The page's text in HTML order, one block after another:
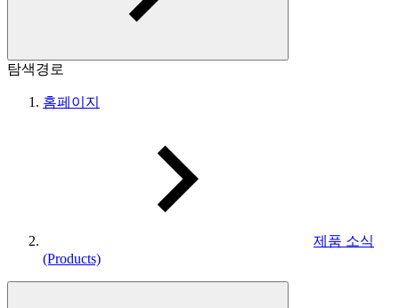
탐색경로
홈페이지
제품 소식
(Products)